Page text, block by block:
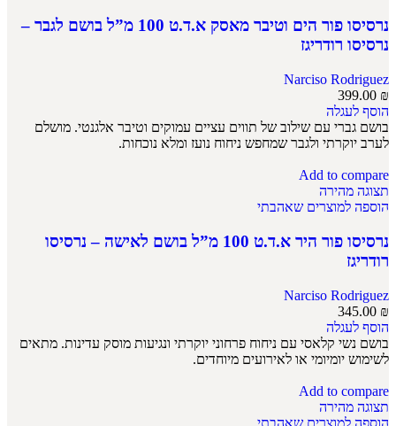
נרסיסו פור הים וטיבר מאסק א.ד.ט 100 מ”ל בושם לגבר –
נרסיסו רודריגז
Narciso Rodriguez
399.00 ₪
הוסף לעגלה
בושם גברי עם שילוב של תווים עציים עמוקים וטיבר אלגנטי. מושלם
לערב יוקרתי ולגבר שמחפש ניחוח נועז ומלא נוכחות.
Add to compare
תצוגה מהירה
הוספה למוצרים שאהבתי
נרסיסו פור היר א.ד.ט 100 מ”ל בושם לאישה – נרסיסו
רודריגז
Narciso Rodriguez
345.00 ₪
הוסף לעגלה
בושם נשי קלאסי עם ניחוח פרחוני יוקרתי ונגיעות מוסק עדינות. מתאים
לשימוש יומיומי או לאירועים מיוחדים.
Add to compare
תצוגה מהירה
הוספה למוצרים שאהבתי